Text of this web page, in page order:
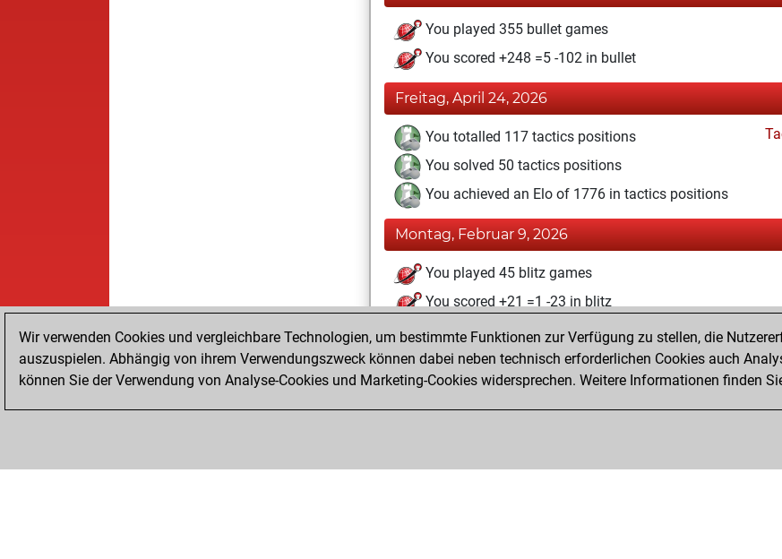
You played 355 bullet games
You scored +248 =5 -102 in bullet
Freitag, April 24, 2026
You totalled 117 tactics positions
You solved 50 tactics positions
You achieved an Elo of 1776 in tactics positions
Montag, Februar 9, 2026
You played 45 blitz games
You scored +21 =1 -23 in blitz
Freitag, Juni 27, 2025
You created your Fritz account
Wir verwenden Cookies und vergleichbare Technologien, um bestimmte Funktionen zur Verfügung zu stellen, die
auszuspielen. Abhängig von ihrem Verwendungszweck können dabei neben technisch erforderlichen Cookies auch
können Sie der Verwendung von Analyse-Cookies und Marketing-Cookies widersprechen. Weitere Informationen finden